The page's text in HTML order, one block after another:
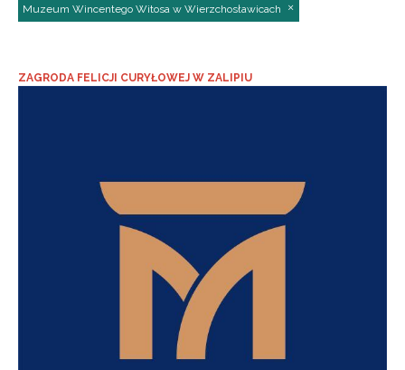
Muzeum Wincentego Witosa w Wierzchosławicach
ZAGRODA FELICJI CURYŁOWEJ W ZALIPIU